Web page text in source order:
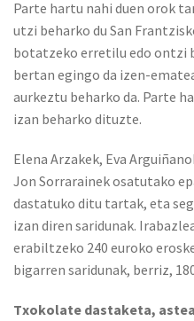
Parte hartu nahi duen orok
utzi beharko du San
botatzeko erretilu edo ontzi
bertan egingo da izen-
aurkeztu beharko da. Parte
izan beharko dituzte.
Elena Arzakek, Eva
Jon Sorrarainek osatutako
dastatuko ditu tartak, eta
izan diren saridunak.
erabiltzeko 240 euroko
bigarren saridunak, berriz,
Txokolate dastaketa,